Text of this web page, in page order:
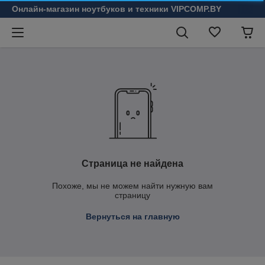
Онлайн-магазин ноутбуков и техники VIPCOMP.BY
Страница не найдена
Похоже, мы не можем найти нужную вам
страницу
Вернуться на главную